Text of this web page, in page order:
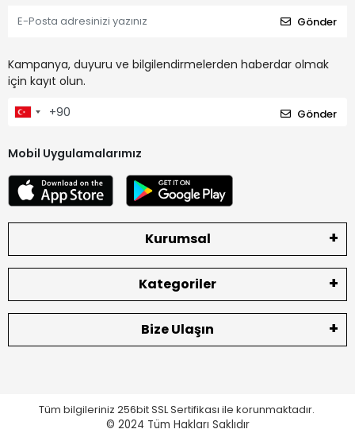
Gönder
Kampanya, duyuru ve bilgilendirmelerden haberdar olmak
için kayıt olun.
Gönder
Mobil Uygulamalarımız
Kurumsal
Kategoriler
Bize Ulaşın
Tüm bilgileriniz 256bit SSL Sertifikası ile korunmaktadır.
© 2024 Tüm Hakları Saklıdır